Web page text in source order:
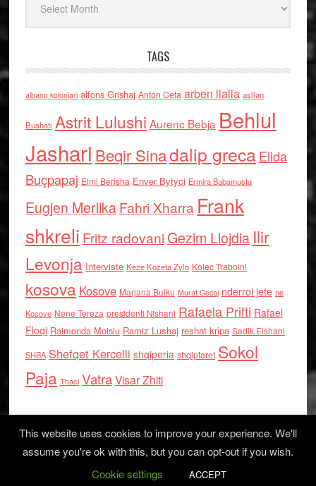
TAGS
albano kolonjari alfons Grishaj Anton Cefa arben llalla asllan
Bushati Astrit Lulushi Aurenc Bebja Behlul
Jashari Beqir Sinadalip grecaElida
Buçpapaj Elmi Berisha Enver Bytyci Ermira Babamusta
Eugjen MerlikaFahri Xharra Frank
shkreli Fritz radovaniGezim Llojdia Ilir
Levonja Interviste Keze Kozeta Zylo Kolec Traboini
kosova Kosove Marjana Bulku Murat Gecaj nderroi jete ne
Kosove Nene Tereza presidenti Nishani Rafaela Prifti Rafael
Floqi Raimonda Moisiu Ramiz Lushaj reshat kripa Sadik Elshani
SHBA Shefqet Kercelli shqiperia shqiptaret Sokol
Paja Thaci VatraVisar Zhiti
Log in
This website uses cookies to improve your experience. We'll
assume you're ok with this, but you can opt-out if you wish.
Cookie settings
ACCEPT